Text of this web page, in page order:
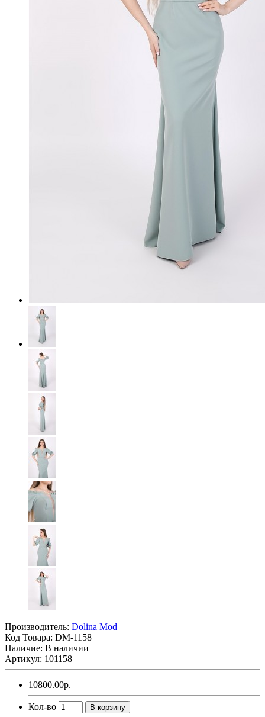
Производитель: Dolina Mod
Код Товара: DM-1158
Наличие: В наличии
Артикул: 101158
10800.00р.
Кол-во В корзину